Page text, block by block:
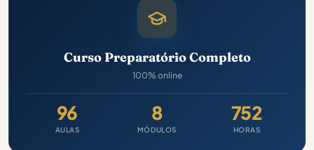
Curso Preparatório Completo
100% online
96
AULAS
8
MÓDULOS
752
HORAS